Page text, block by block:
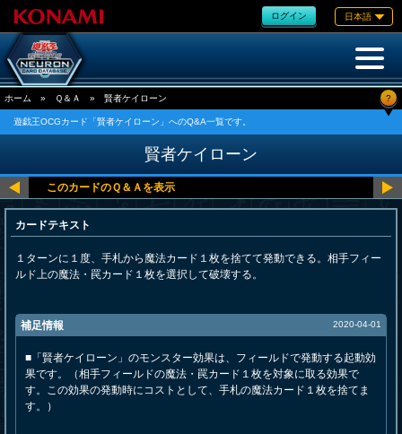
ログイン 日本語
ホーム » Ｑ＆Ａ » 賢者ケイローン ?
遊戯王OCGカード「賢者ケイローン」へのQ&A一覧です。
賢者ケイローン
カードテキスト
１ターンに１度、手札から魔法カード１枚を捨てて発動できる。相手フィー
ルド上の魔法・罠カード１枚を選択して破壊する。
補足情報 2020-04-01
■「賢者ケイローン」のモンスター効果は、フィールドで発動する起動効
果です。（相手フィールドの魔法・罠カード１枚を対象に取る効果で
す。この効果の発動時にコストとして、手札の魔法カード１枚を捨てま
す。）